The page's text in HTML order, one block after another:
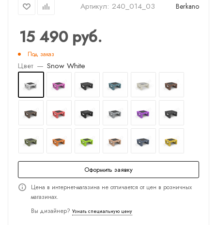
Артикул: 240_014_03 Berkano
15 490руб.
Под заказ
Цвет — Snow White
Оформить заявку
Цена в интернет-магазина не отличается от цен в розничных
магазинах.
Вы дизайнер? Узнать специальную цену